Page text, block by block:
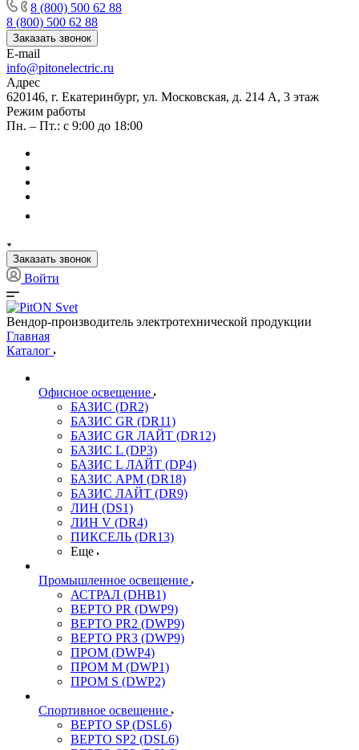
8 (800) 500 62 88
8 (800) 500 62 88
Заказать звонок
E-mail
info@pitonelectric.ru
Адрес
620146, г. Екатеринбург, ул. Московская, д. 214 А, 3 этаж
Режим работы
Пн. – Пт.: с 9:00 до 18:00
Заказать звонок
Войти
Вендор-производитель электротехнической продукции
Главная
Каталог
Офисное освещение
БАЗИС (DR2)
БАЗИС GR (DR11)
БАЗИС GR ЛАЙТ (DR12)
БАЗИС L (DP3)
БАЗИС L ЛАЙТ (DP4)
БАЗИС АРМ (DR18)
БАЗИС ЛАЙТ (DR9)
ЛИН (DS1)
ЛИН V (DR4)
ПИКСЕЛЬ (DR13)
Еще
Промышленное освещение
АСТРАЛ (DHB1)
ВЕРТО PR (DWP9)
ВЕРТО PR2 (DWP9)
ВЕРТО PR3 (DWP9)
ПРОМ (DWP4)
ПРОМ M (DWP1)
ПРОМ S (DWP2)
Спортивное освещение
ВЕРТО SP (DSL6)
ВЕРТО SP2 (DSL6)